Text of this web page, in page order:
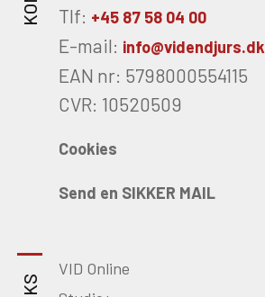
Tlf: +45 87 58 04 00
E-mail: info@videndjurs.dk
EAN nr: 5798000554115
CVR: 10520509
Cookies
Send en SIKKER MAIL
VID Online